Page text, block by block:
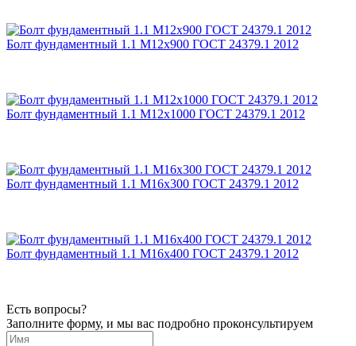
Болт фундаментный 1.1 М12х900 ГОСТ 24379.1 2012
Болт фундаментный 1.1 М12х1000 ГОСТ 24379.1 2012
Болт фундаментный 1.1 М16х300 ГОСТ 24379.1 2012
Болт фундаментный 1.1 М16х400 ГОСТ 24379.1 2012
Есть вопросы?
Заполните форму, и мы вас подробно проконсультируем